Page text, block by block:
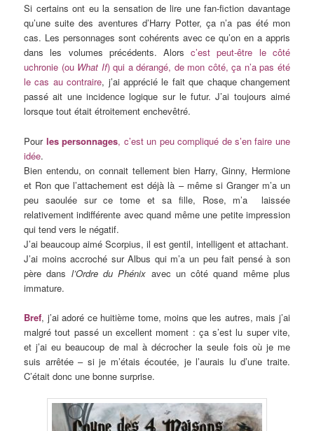
Si certains ont eu la sensation de lire une fan-fiction davantage
qu’une suite des aventures d’Harry Potter, ça n’a pas été mon
cas. Les personnages sont cohérents avec ce qu’on en a appris
dans les volumes précédents. Alors c’est peut-être le côté
uchronie (ou What If) qui a dérangé, de mon côté, ça n’a pas été
le cas au contraire, j’ai apprécié le fait que chaque changement
passé ait une incidence logique sur le futur. J’ai toujours aimé
lorsque tout était étroitement enchevêtré.
Pour les personnages, c’est un peu compliqué de s’en faire une
idée.
Bien entendu, on connait tellement bien Harry, Ginny, Hermione
et Ron que l’attachement est déjà là – même si Granger m’a un
peu saoulée sur ce tome et sa fille, Rose, m’a laissée
relativement indifférente avec quand même une petite impression
qui tend vers le négatif.
J’ai beaucoup aimé Scorpius, il est gentil, intelligent et attachant.
J’ai moins accroché sur Albus qui m’a un peu fait pensé à son
père dans l’Ordre du Phénix avec un côté quand même plus
immature.
Bref, j’ai adoré ce huitième tome, moins que les autres, mais j’ai
malgré tout passé un excellent moment : ça s’est lu super vite,
et j’ai eu beaucoup de mal à décrocher la seule fois où je me
suis arrêtée – si je m’étais écoutée, je l’aurais lu d’une traite.
C’était donc une bonne surprise.